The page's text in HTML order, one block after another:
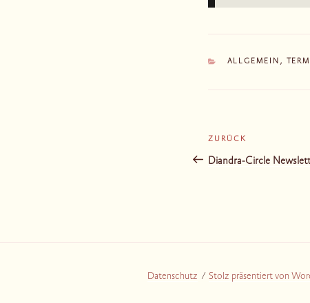
KATEGORIEN
ALLGEMEIN ,
Vorheriger
Beitrag
ZURÜCK
Diandra-Circle
Datenschutz Stolz präsentiert von